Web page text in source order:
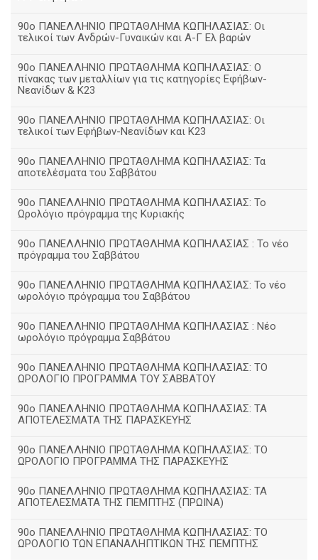
90ο ΠΑΝΕΛΛΗΝΙΟ ΠΡΩΤΑΘΛΗΜΑ ΚΩΠΗΛΑΣΙΑΣ: Οι
τελικοί των Ανδρών-Γυναικών και Α-Γ Ελ βαρών
90ο ΠΑΝΕΛΛΗΝΙΟ ΠΡΩΤΑΘΛΗΜΑ ΚΩΠΗΛΑΣΙΑΣ: Ο
πίνακας των μεταλλίων για τις κατηγορίες Εφήβων-
Νεανίδων & Κ23
90ο ΠΑΝΕΛΛΗΝΙΟ ΠΡΩΤΑΘΛΗΜΑ ΚΩΠΗΛΑΣΙΑΣ: Οι
τελικοί των Εφήβων-Νεανίδων και Κ23
90o ΠΑΝΕΛΛΗΝΙΟ ΠΡΩΤΑΘΛΗΜΑ ΚΩΠΗΛΑΣΙΑΣ: Τα
αποτελέσματα του Σαββάτου
90ο ΠΑΝΕΛΛΗΝΙΟ ΠΡΩΤΑΘΛΗΜΑ ΚΩΠΗΛΑΣΙΑΣ: Το
Ωρολόγιο πρόγραμμα της Κυριακής
90ο ΠΑΝΕΛΛΗΝΙΟ ΠΡΩΤΑΘΛΗΜΑ ΚΩΠΗΛΑΣΙΑΣ : Το νέο
πρόγραμμα του Σαββάτου
90ο ΠΑΝΕΛΛΗΝΙΟ ΠΡΩΤΑΘΛΗΜΑ ΚΩΠΗΛΑΣΙΑΣ: Το νέο
ωρολόγιο πρόγραμμα του Σαββάτου
90ο ΠΑΝΕΛΛΗΝΙΟ ΠΡΩΤΑΘΛΗΜΑ ΚΩΠΗΛΑΣΙΑΣ : Νέο
ωρολόγιο πρόγραμμα Σαββάτου
90ο ΠΑΝΕΛΛΗΝΙΟ ΠΡΩΤΑΘΛΗΜΑ ΚΩΠΗΛΑΣΙΑΣ: ΤΟ
ΩΡΟΛΟΓΙΟ ΠΡΟΓΡΑΜΜΑ ΤΟΥ ΣΑΒΒΑΤΟΥ
90ο ΠΑΝΕΛΛΗΝΙΟ ΠΡΩΤΑΘΛΗΜΑ ΚΩΠΗΛΑΣΙΑΣ: ΤΑ
ΑΠΟΤΕΛΕΣΜΑΤΑ ΤΗΣ ΠΑΡΑΣΚΕΥΗΣ
90ο ΠΑΝΕΛΛΗΝΙΟ ΠΡΩΤΑΘΛΗΜΑ ΚΩΠΗΛΑΣΙΑΣ: ΤΟ
ΩΡΟΛΟΓΙΟ ΠΡΟΓΡΑΜΜΑ ΤΗΣ ΠΑΡΑΣΚΕΥΗΣ
90ο ΠΑΝΕΛΛΗΝΙΟ ΠΡΩΤΑΘΛΗΜΑ ΚΩΠΗΛΑΣΙΑΣ: ΤΑ
ΑΠΟΤΕΛΕΣΜΑΤΑ ΤΗΣ ΠΕΜΠΤΗΣ (ΠΡΩΙΝΑ)
90o ΠΑΝΕΛΛΗΝΙΟ ΠΡΩΤΑΘΛΗΜΑ ΚΩΠΗΛΑΣΙΑΣ: ΤΟ
ΩΡΟΛΟΓΙΟ ΤΩΝ ΕΠΑΝΑΛΗΠΤΙΚΩΝ ΤΗΣ ΠΕΜΠΤΗΣ